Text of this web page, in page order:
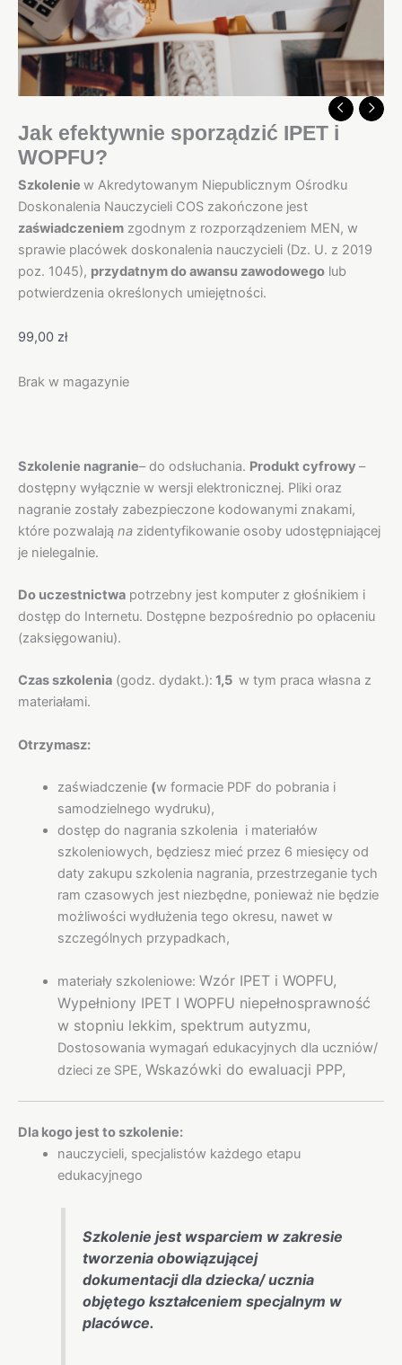
Jak efektywnie sporządzić IPET i
WOPFU?
Szkolenie w Akredytowanym Niepublicznym Ośrodku
Doskonalenia Nauczycieli COS zakończone jest
zaświadczeniem zgodnym z rozporządzeniem MEN, w
sprawie placówek doskonalenia nauczycieli (Dz. U. z 2019
poz. 1045), przydatnym do awansu zawodowego lub
potwierdzenia określonych umiejętności.
99,00 zł
Brak w magazynie
Szkolenie nagranie– do odsłuchania. Produkt cyfrowy –
dostępny wyłącznie w wersji elektronicznej. Pliki oraz
nagranie zostały zabezpieczone kodowanymi znakami,
które pozwalają na zidentyfikowanie osoby udostępniającej
je nielegalnie.
Do uczestnictwa potrzebny jest komputer z głośnikiem i
dostęp do Internetu. Dostępne bezpośrednio po opłaceniu
(zaksięgowaniu).
Czas szkolenia (godz. dydakt.): 1,5 w tym praca własna z
materiałami.
Otrzymasz:
zaświadczenie (w formacie PDF do pobrania i
samodzielnego wydruku),
dostęp do nagrania szkolenia i materiałów
szkoleniowych, będziesz mieć przez 6 miesięcy od
daty zakupu szkolenia nagrania, przestrzeganie tych
ram czasowych jest niezbędne, ponieważ nie będzie
możliwości wydłużenia tego okresu, nawet w
szczególnych przypadkach,
materiały szkoleniowe: Wzór IPET i WOPFU,
Wypełniony IPET I WOPFU niepełnosprawność
w stopniu lekkim, spektrum autyzmu,
Dostosowania wymagań edukacyjnych dla uczniów/
dzieci ze SPE, Wskazówki do ewaluacji PPP,
Dla kogo jest to szkolenie:
nauczycieli, specjalistów każdego etapu
edukacyjnego
Szkolenie jest wsparciem w zakresie
tworzenia obowiązującej
dokumentacji dla dziecka/ ucznia
objętego kształceniem specjalnym w
placówce.